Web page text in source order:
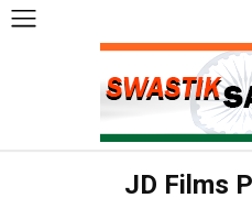
JD Films